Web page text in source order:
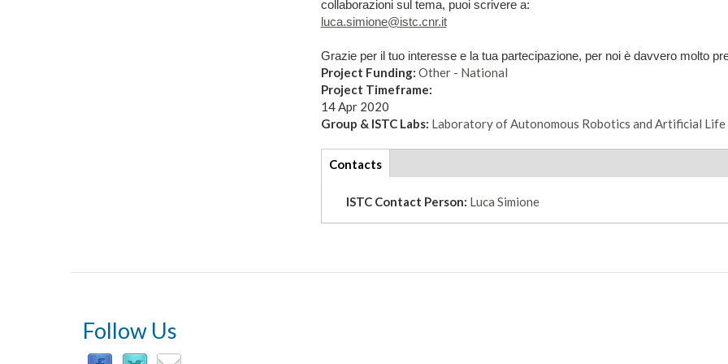
collaborazioni sul tema, puoi scrivere a:
luca.simione@istc.cnr.it
Grazie per il tuo interesse e la tua partecipazione, per noi è davvero molto
Project Funding: Other - National
Project Timeframe:
14 Apr 2020
Group & ISTC Labs: Laboratory of Autonomous Robotics and Artificial Life
tabs
Contacts(active
tab)
ISTC Contact Person: Luca Simione
Follow Us